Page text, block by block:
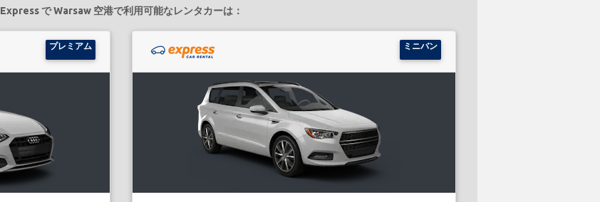
Express で Warsaw 空港で利用可能なレンタカーは：
プレミアム ミニバン